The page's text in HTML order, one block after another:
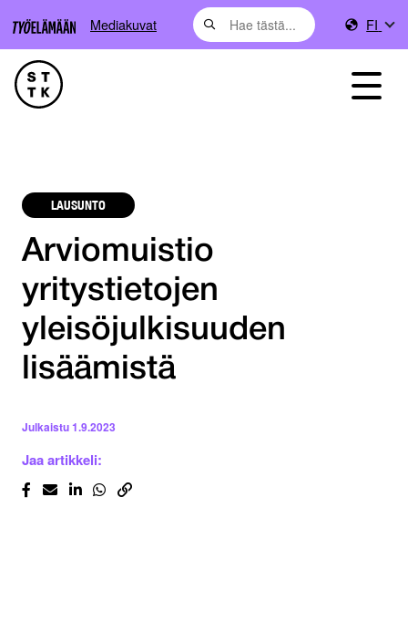
Mediakuvat FI
LAUSUNTO
Arviomuistio
yritystietojen
yleisöjulkisuuden
lisäämistä
Julkaistu1.9.2023
Jaa artikkeli: